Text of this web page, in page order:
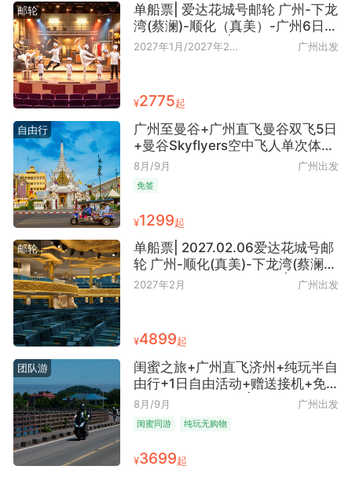
邮轮
单船票| 爱达花城号邮轮 广州-下龙
湾(蔡澜)-顺化（真美）-广州6日5
晚（春季航线）|
2027年1月/2027年2
广州出发
¥2775起
自由行
广州至曼谷+广州直飞曼谷双飞5日
+曼谷Skyflyers空中飞人单次体验
票自由行
8月/9月 广州出发
免签
¥1299起
邮轮
单船票| 2027.02.06爱达花城号邮
轮 广州-顺化(真美)-下龙湾(蔡澜)-
广州6日5晚（春季航线）|
2027年2月 广州出发
¥4899起
团队游
闺蜜之旅+广州直飞济州+纯玩半自
由行+1日自由活动+赠送接机+免
税店折扣卡5日4晚 | 出片圣地 ●
打卡经典涉地可支+牛岛+城山日出
峰+月汀里+HELLO KITTY博物馆
+羊驼牧场
8月/9月 广州出发
闺蜜同游 纯玩无购物
¥3699起